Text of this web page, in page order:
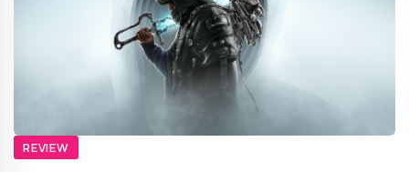
REVIEW